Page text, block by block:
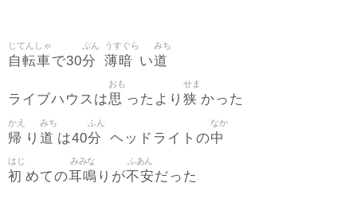
自転車
じてんしゃ
で30分
ぷん
薄暗
うすぐら
い道
みち
ライブハウスは思
おも
ったより 狭
せま
かった
帰
かえ
り 道
みち
は40分
ふん
ヘッドライトの中
なか
初
はじ
めての耳鳴
みみな
りが不安
ふあん
だった